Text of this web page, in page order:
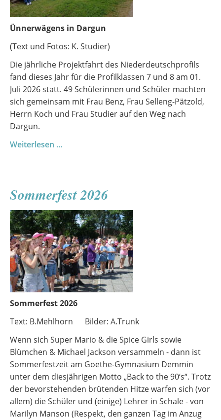
Ünnerwägens in Dargun
(Text und Fotos: K. Studier)
Die jährliche Projektfahrt des Niederdeutschprofils
fand dieses Jahr für die Profilklassen 7 und 8 am 01.
Juli 2026 statt. 49 Schülerinnen und Schüler machten
sich gemeinsam mit Frau Benz, Frau Selleng-Pätzold,
Herrn Koch und Frau Studier auf den Weg nach
Dargun.
Weiterlesen …
Sommerfest 2026
Sommerfest 2026
Text: B.Mehlhorn Bilder: A.Trunk
Wenn sich Super Mario & die Spice Girls sowie
Blümchen & Michael Jackson versammeln - dann ist
Sommerfestzeit am Goethe-Gymnasium Demmin
unter dem diesjährigen Motto „Back to the 90‘s“. Trotz
der bevorstehenden brütenden Hitze warfen sich (vor
allem) die Schüler und (einige) Lehrer in Schale - von
Marilyn Manson (Respekt, den ganzen Tag im Anzug